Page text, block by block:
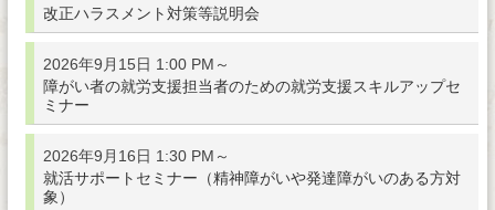
改正ハラスメント対策等説明会
2026年9月15日 1:00 PM～
障がい者の就労支援担当者のための就労支援スキルアップセ
ミナー
2026年9月16日 1:30 PM～
就活サポートセミナー（精神障がいや発達障がいのある方対
象）